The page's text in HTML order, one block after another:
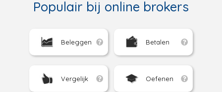
Populair bij online brokers
Beleggen Betalen
Vergelijk Oefenen